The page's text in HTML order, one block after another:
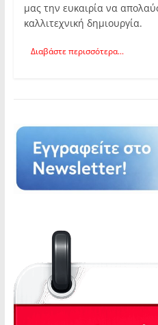
μας την ευκαιρία να
καλλιτεχνική δημιουργία.
Διαβάστε περισσότερα...